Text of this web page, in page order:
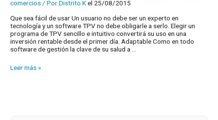
comercios / PorDistrito Kel 25/08/2015
Que sea fácil de usar Un usuario no debe ser un experto en
tecnología y un software TPV no debe obligarle a serlo. Elegir un
programa de TPV sencillo e intuitivo convertirá su uso en una
inversión rentable desde el primer día. Adaptable Como en todo
software de gestión la clave de su salud a …
Qué
Leer más »